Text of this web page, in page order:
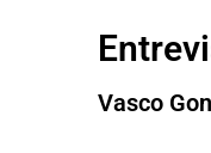
Vasco